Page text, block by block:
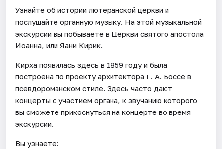
Узнайте об истории лютеранской церкви и
послушайте органную музыку. На этой музыкальной
экскурсии вы побываете в Церкви святого апостола
Иоанна, или Яани Кирик.
Кирха появилась здесь в 1859 году и была
построена по проекту архитектора Г. А. Боссе в
псевдороманском стиле. Здесь часто дают
концерты с участием органа, к звучанию которого
вы сможете прикоснуться на концерте во время
экскурсии.
Вы узнаете: